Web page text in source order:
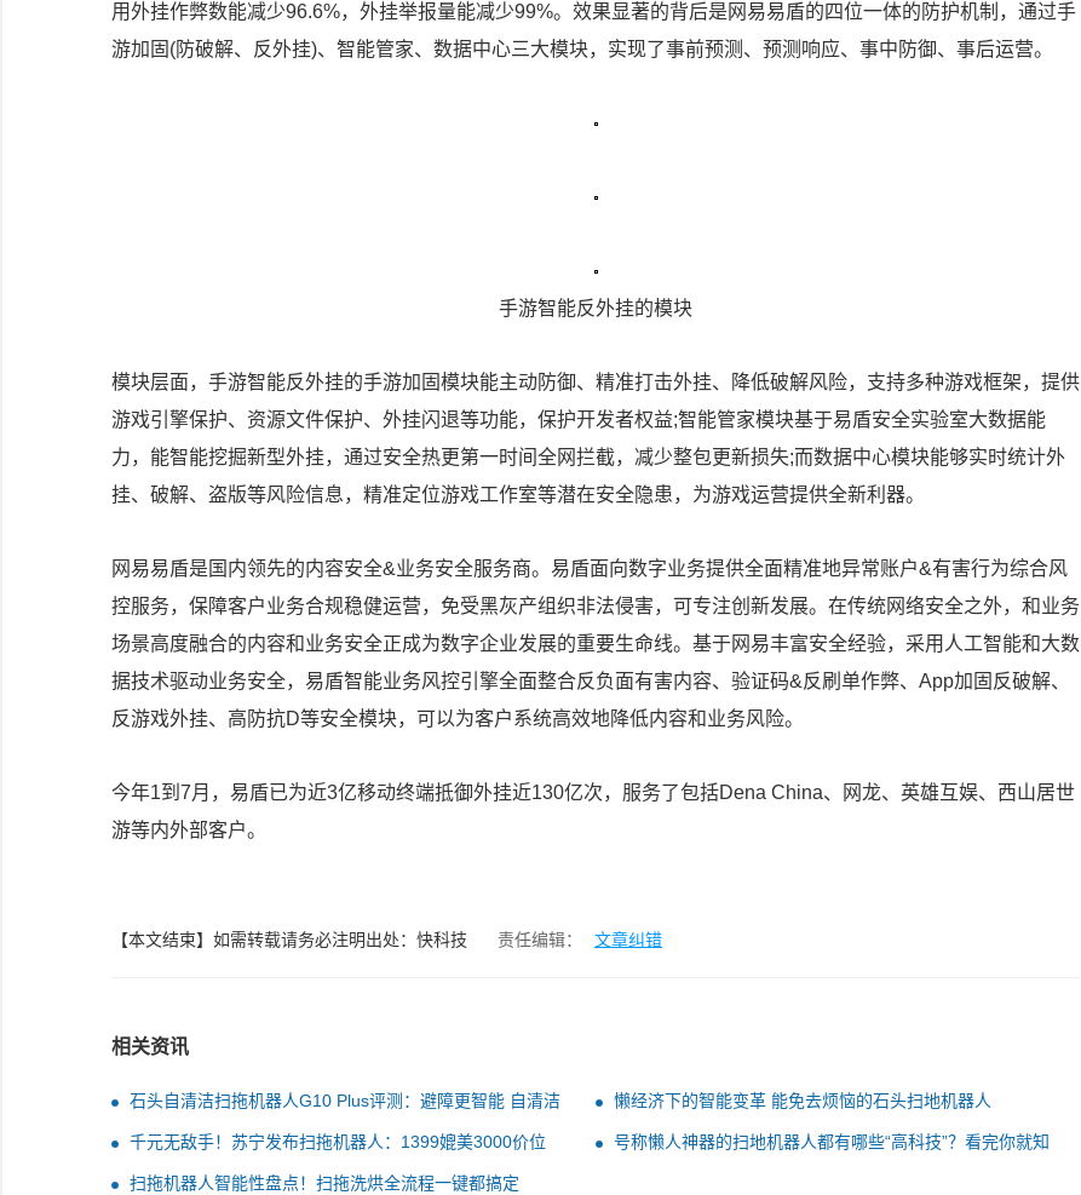
用外挂作弊数能减少96.6%，外挂举报量能减少99%。效果显著的背后是网易易盾的四位一体的防护机制，通过手
游加固(防破解、反外挂)、智能管家、数据中心三大模块，实现了事前预测、预测响应、事中防御、事后运营。
手游智能反外挂的模块
模块层面，手游智能反外挂的手游加固模块能主动防御、精准打击外挂、降低破解风险，支持多种游戏框架，提供
游戏引擎保护、资源文件保护、外挂闪退等功能，保护开发者权益;智能管家模块基于易盾安全实验室大数据能
力，能智能挖掘新型外挂，通过安全热更第一时间全网拦截，减少整包更新损失;而数据中心模块能够实时统计外
挂、破解、盗版等风险信息，精准定位游戏工作室等潜在安全隐患，为游戏运营提供全新利器。
网易易盾是国内领先的内容安全&业务安全服务商。易盾面向数字业务提供全面精准地异常账户&有害行为综合风
控服务，保障客户业务合规稳健运营，免受黑灰产组织非法侵害，可专注创新发展。在传统网络安全之外，和业务
场景高度融合的内容和业务安全正成为数字企业发展的重要生命线。基于网易丰富安全经验，采用人工智能和大数
据技术驱动业务安全，易盾智能业务风控引擎全面整合反负面有害内容、验证码&反刷单作弊、App加固反破解、
反游戏外挂、高防抗D等安全模块，可以为客户系统高效地降低内容和业务风险。
今年1到7月，易盾已为近3亿移动终端抵御外挂近130亿次，服务了包括Dena China、网龙、英雄互娱、西山居世
游等内外部客户。
【本文结束】如需转载请务必注明出处：快科技 责任编辑： 文章纠错
相关资讯
石头自清洁扫拖机器人G10 Plus评测：避障更智能 自清洁
更舒心
懒经济下的智能变革 能免去烦恼的石头扫地机器人
千元无敌手！苏宁发布扫拖机器人：1399媲美3000价位
号称懒人神器的扫地机器人都有哪些“高科技”？看完你就知
扫拖机器人智能性盘点！扫拖洗烘全流程一键都搞定